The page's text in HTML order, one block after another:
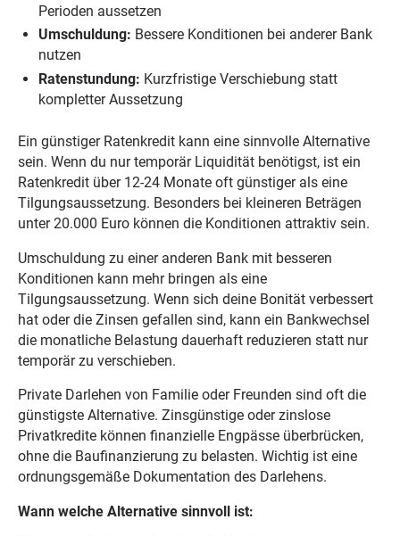
Perioden aussetzen
Umschuldung: Bessere Konditionen bei anderer Bank
nutzen
Ratenstundung: Kurzfristige Verschiebung statt
kompletter Aussetzung
Ein günstiger Ratenkredit kann eine sinnvolle Alternative
sein. Wenn du nur temporär Liquidität benötigst, ist ein
Ratenkredit über 12-24 Monate oft günstiger als eine
Tilgungsaussetzung. Besonders bei kleineren Beträgen
unter 20.000 Euro können die Konditionen attraktiv sein.
Umschuldung zu einer anderen Bank mit besseren
Konditionen kann mehr bringen als eine
Tilgungsaussetzung. Wenn sich deine Bonität verbessert
hat oder die Zinsen gefallen sind, kann ein Bankwechsel
die monatliche Belastung dauerhaft reduzieren statt nur
temporär zu verschieben.
Private Darlehen von Familie oder Freunden sind oft die
günstigste Alternative. Zinsgünstige oder zinslose
Privatkredite können finanzielle Engpässe überbrücken,
ohne die Baufinanzierung zu belasten. Wichtig ist eine
ordnungsgemäße Dokumentation des Darlehens.
Wann welche Alternative sinnvoll ist: